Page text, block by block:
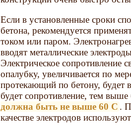
Если в установленные сроки
бетона, рекомендуется
током или паром.
вводят металлические
Электрическое сопротивление
опалубку, увеличивается по
протекающий по бетону, будет
будет сопротивление, тем выше
должна быть не выше 60 С .
качестве электродов